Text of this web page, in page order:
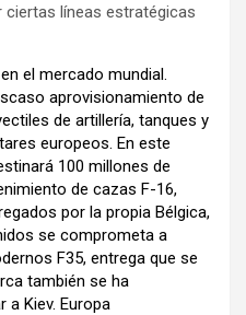
líneas estratégicas
el mercado mundial.
aprovisionamiento de
de artillería, tanques y
europeos. En este
100 millones de
de cazas F-16,
por la propia Bélgica,
se comprometa a
F35, entrega que se
también se ha
Kiev. Europa